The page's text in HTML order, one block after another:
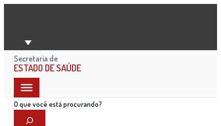
Ir
conteúdo
Secretaria de
ESTADO DE SAÚDE
O que você está procurando?